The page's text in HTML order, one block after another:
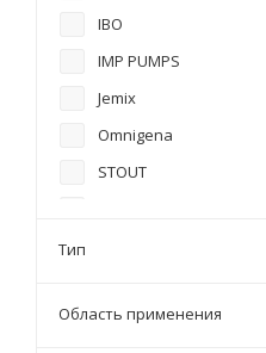
IBO
IMP PUMPS
Jemix
Omnigena
STOUT
Wilo
Тип
Область применения